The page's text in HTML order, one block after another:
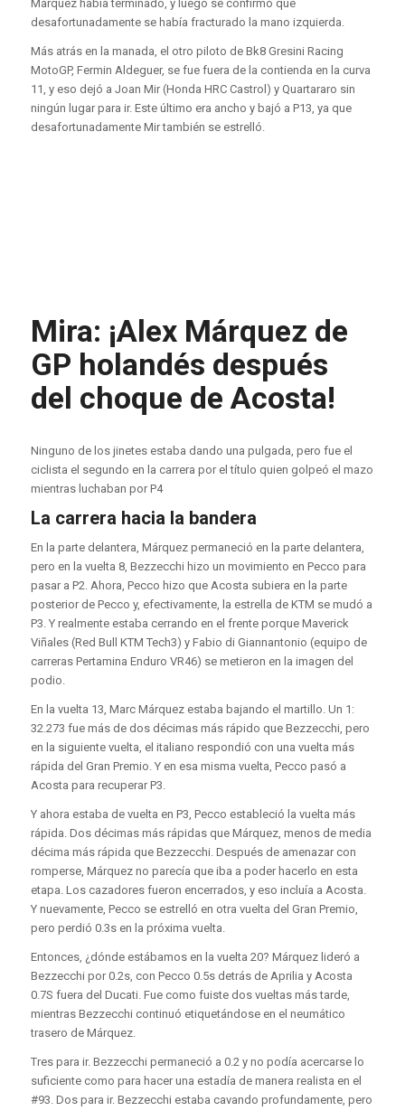
Márquez había terminado, y luego se confirmó que
desafortunadamente se había fracturado la mano izquierda.
Más atrás en la manada, el otro piloto de Bk8 Gresini Racing
MotoGP, Fermin Aldeguer, se fue fuera de la contienda en la curva
11, y eso dejó a Joan Mir (Honda HRC Castrol) y Quartararo sin
ningún lugar para ir. Este último era ancho y bajó a P13, ya que
desafortunadamente Mir también se estrelló.
Mira: ¡Alex Márquez de
GP holandés después
del choque de Acosta!
Ninguno de los jinetes estaba dando una pulgada, pero fue el
ciclista el segundo en la carrera por el título quien golpeó el mazo
mientras luchaban por P4
La carrera hacia la bandera
En la parte delantera, Márquez permaneció en la parte delantera,
pero en la vuelta 8, Bezzecchi hizo un movimiento en Pecco para
pasar a P2. Ahora, Pecco hizo que Acosta subiera en la parte
posterior de Pecco y, efectivamente, la estrella de KTM se mudó a
P3. Y realmente estaba cerrando en el frente porque Maverick
Viñales (Red Bull KTM Tech3) y Fabio di Giannantonio (equipo de
carreras Pertamina Enduro VR46) se metieron en la imagen del
podio.
En la vuelta 13, Marc Márquez estaba bajando el martillo. Un 1:
32.273 fue más de dos décimas más rápido que Bezzecchi, pero
en la siguiente vuelta, el italiano respondió con una vuelta más
rápida del Gran Premio. Y en esa misma vuelta, Pecco pasó a
Acosta para recuperar P3.
Y ahora estaba de vuelta en P3, Pecco estableció la vuelta más
rápida. Dos décimas más rápidas que Márquez, menos de media
décima más rápida que Bezzecchi. Después de amenazar con
romperse, Márquez no parecía que iba a poder hacerlo en esta
etapa. Los cazadores fueron encerrados, y eso incluía a Acosta.
Y nuevamente, Pecco se estrelló en otra vuelta del Gran Premio,
pero perdió 0.3s en la próxima vuelta.
Entonces, ¿dónde estábamos en la vuelta 20? Márquez lideró a
Bezzecchi por 0.2s, con Pecco 0.5s detrás de Aprilia y Acosta
0.7S fuera del Ducati. Fue como fuiste dos vueltas más tarde,
mientras Bezzecchi continuó etiquetándose en el neumático
trasero de Márquez.
Tres para ir. Bezzecchi permaneció a 0.2 y no podía acercarse lo
suficiente como para hacer una estadía de manera realista en el
#93. Dos para ir. Bezzecchi estaba cavando profundamente, pero